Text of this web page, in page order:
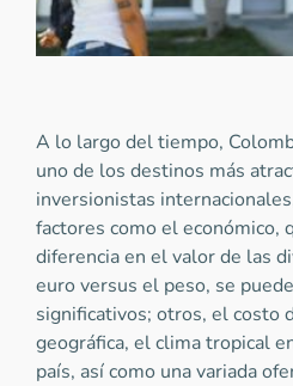
A lo largo del tiempo,
uno de los destinos más
inversionistas
factores como el económico,
diferencia en el valor de las
euro versus el peso, se
significativos; otros, el costo
geográfica, el clima tropical
país, así como una variada